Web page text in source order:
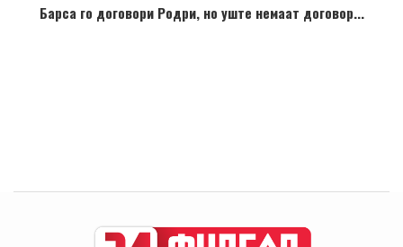
Барса го договори Родри, но уште немаат договор...